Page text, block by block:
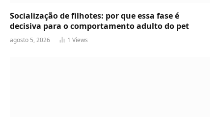
Socialização de filhotes: por que essa fase é
decisiva para o comportamento adulto do pet
agosto 5, 2026 1 Views